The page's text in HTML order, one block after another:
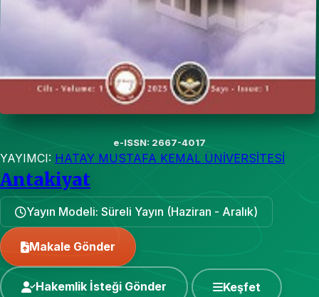
e-ISSN: 2667-4017
YAYIMCI: HATAY MUSTAFA KEMAL ÜNİVERSİTESİ
Antakiyat
Yayın Modeli: Süreli Yayın (Haziran - Aralık)
Makale Gönder
Hakemlik İsteği Gönder Keşfet